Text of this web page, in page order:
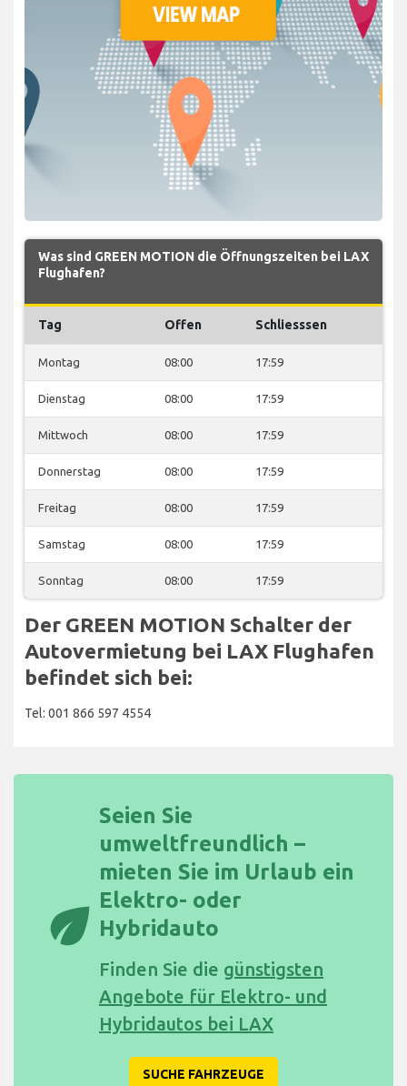
Was sind GREEN MOTION die Öffnungszeiten bei LAX
Flughafen?
Tag Offen Schliesssen
Montag 08:00 17:59
Dienstag 08:00 17:59
Mittwoch 08:00 17:59
Donnerstag 08:00 17:59
Freitag 08:00 17:59
Samstag 08:00 17:59
Sonntag 08:00 17:59
Der GREEN MOTION Schalter der
Autovermietung bei LAX Flughafen
befindet sich bei:
Tel: 001 866 597 4554
eco
Seien Sie
umweltfreundlich –
mieten Sie im Urlaub ein
Elektro- oder
Hybridauto
Finden Sie die günstigsten
Angebote für Elektro- und
Hybridautos bei LAX
SUCHE FAHRZEUGE